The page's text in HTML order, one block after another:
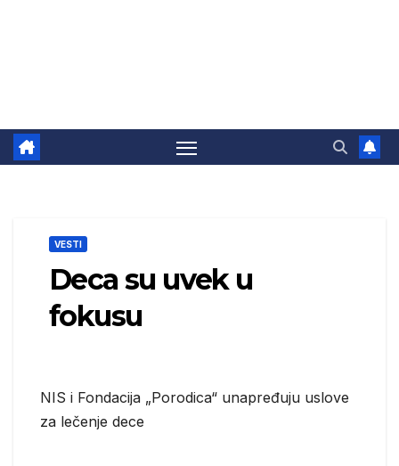
VESTI
Deca su uvek u
fokusu
NIS i Fondacija „Porodica“ unapređuju uslove
za lečenje dece